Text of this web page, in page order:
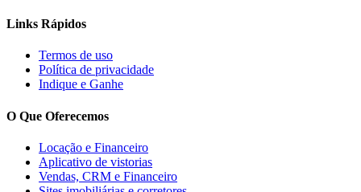
Links Rápidos
Termos de uso
Política de privacidade
Indique e Ganhe
O Que Oferecemos
Locação e Financeiro
Aplicativo de vistorias
Vendas, CRM e Financeiro